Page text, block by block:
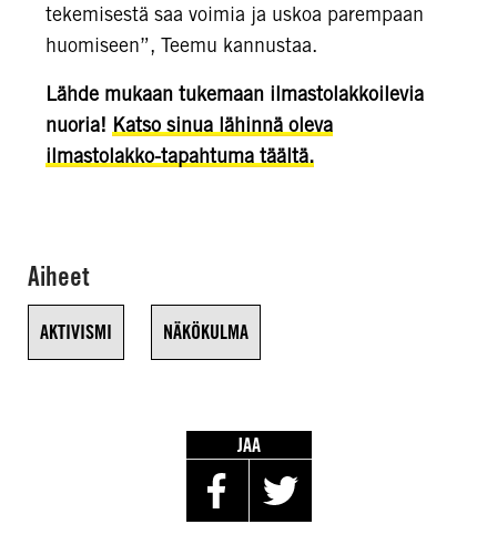
tekemisestä saa voimia ja uskoa parempaan
huomiseen”, Teemu kannustaa.
Lähde mukaan tukemaan ilmastolakkoilevia
nuoria! Katso sinua lähinnä oleva
ilmastolakko-tapahtuma täältä.
Aiheet
AKTIVISMI NÄKÖKULMA
JAA